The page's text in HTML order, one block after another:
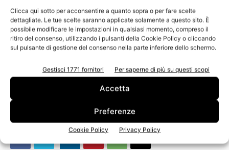
Clicca qui sotto per acconsentire a quanto sopra o per fare scelte
dettagliate. Le tue scelte saranno applicate solamente a questo sito. È
possibile modificare le impostazioni in qualsiasi momento, compreso il
ritiro del consenso, utilizzando i pulsanti della Cookie Policy o cliccando
sul pulsante di gestione del consenso nella parte inferiore dello schermo.
Gestisci 1771 fornitori Per saperne di più su questi scopi
Accetta
Preferenze
Cookie Policy Privacy Policy
contraddistinguono. Noi stiamo procedendo con la
gradualità necessaria, ma anche considerando la
situazione di crisi economica possiamo dire che siamo
decisamente all’avanguardia nel settore.